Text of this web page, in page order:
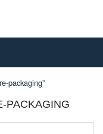
packaging”
PACKAGING